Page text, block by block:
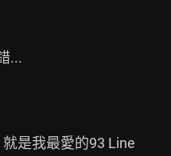
...
是我最愛的93 Line